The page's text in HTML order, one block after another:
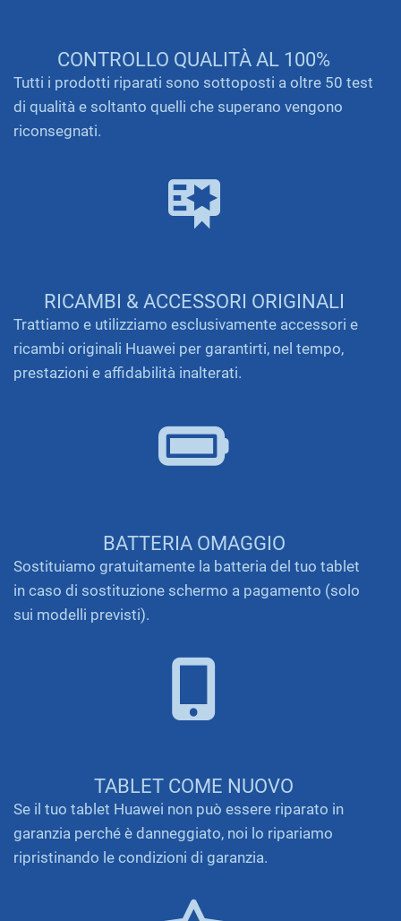
CONTROLLO QUALITÀ AL 100%
Tutti i prodotti riparati sono sottoposti a oltre 50 test
di qualità e soltanto quelli che superano vengono
riconsegnati.
RICAMBI & ACCESSORI ORIGINALI
Trattiamo e utilizziamo esclusivamente accessori e
ricambi originali Huawei per garantirti, nel tempo,
prestazioni e affidabilità inalterati.
BATTERIA OMAGGIO
Sostituiamo gratuitamente la batteria del tuo tablet
in caso di sostituzione schermo a pagamento (solo
sui modelli previsti).
TABLET COME NUOVO
Se il tuo tablet Huawei non può essere riparato in
garanzia perché è danneggiato, noi lo ripariamo
ripristinando le condizioni di garanzia.